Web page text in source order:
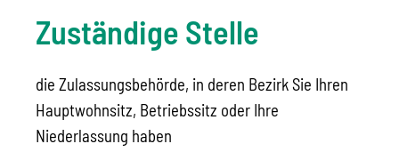
Zuständige Stelle
die Zulassungsbehörde, in deren Bezirk Sie Ihren
Hauptwohnsitz, Betriebssitz oder Ihre
Niederlassung haben